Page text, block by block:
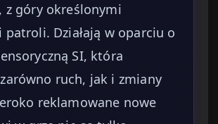
z góry określonymi
patroli. Działają w oparciu o
SI, która
ruch, jak i zmiany
reklamowane nowe